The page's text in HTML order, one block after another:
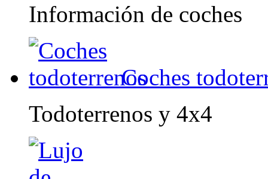
Información de coches
Coches
Todoterrenos y 4x4